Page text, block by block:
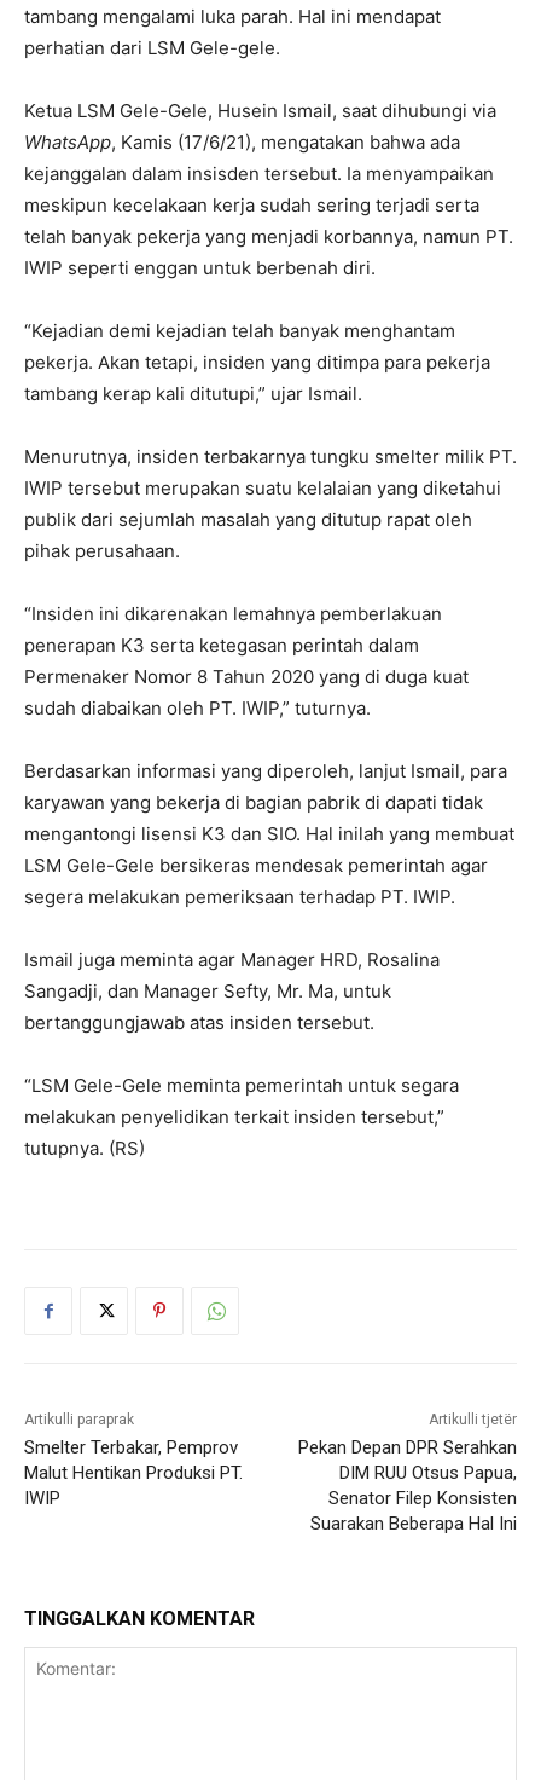
tambang mengalami luka parah. Hal ini mendapat
perhatian dari LSM Gele-gele.
Ketua LSM Gele-Gele, Husein Ismail, saat dihubungi via
WhatsApp, Kamis (17/6/21), mengatakan bahwa ada
kejanggalan dalam insisden tersebut. Ia menyampaikan
meskipun kecelakaan kerja sudah sering terjadi serta
telah banyak pekerja yang menjadi korbannya, namun PT.
IWIP seperti enggan untuk berbenah diri.
“Kejadian demi kejadian telah banyak menghantam
pekerja. Akan tetapi, insiden yang ditimpa para pekerja
tambang kerap kali ditutupi,” ujar Ismail.
Menurutnya, insiden terbakarnya tungku smelter milik PT.
IWIP tersebut merupakan suatu kelalaian yang diketahui
publik dari sejumlah masalah yang ditutup rapat oleh
pihak perusahaan.
“Insiden ini dikarenakan lemahnya pemberlakuan
penerapan K3 serta ketegasan perintah dalam
Permenaker Nomor 8 Tahun 2020 yang di duga kuat
sudah diabaikan oleh PT. IWIP,” tuturnya.
Berdasarkan informasi yang diperoleh, lanjut Ismail, para
karyawan yang bekerja di bagian pabrik di dapati tidak
mengantongi lisensi K3 dan SIO. Hal inilah yang membuat
LSM Gele-Gele bersikeras mendesak pemerintah agar
segera melakukan pemeriksaan terhadap PT. IWIP.
Ismail juga meminta agar Manager HRD, Rosalina
Sangadji, dan Manager Sefty, Mr. Ma, untuk
bertanggungjawab atas insiden tersebut.
“LSM Gele-Gele meminta pemerintah untuk segara
melakukan penyelidikan terkait insiden tersebut,”
tutupnya. (RS)
Artikulli paraprak
Smelter Terbakar, Pemprov
Malut Hentikan Produksi PT.
IWIP
Artikulli tjetër
Pekan Depan DPR Serahkan
DIM RUU Otsus Papua,
Senator Filep Konsisten
Suarakan Beberapa Hal Ini
TINGGALKAN KOMENTAR